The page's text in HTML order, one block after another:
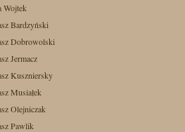
Wojtek
Bardzyński
Dobrowolski
Jermacz
Kuszniersky
Musiałek
Olejniczak
Pawlik